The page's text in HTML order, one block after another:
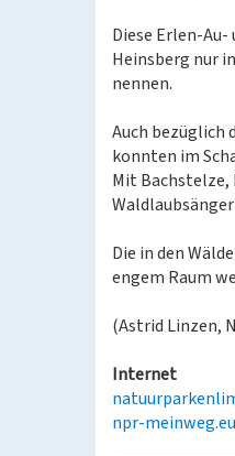
Diese Erlen-
Heinsberg nur
nennen.
Auch bezüglich
konnten im
Mit
Die in den
engem Raum
(Astrid Linzen,
Internet
npr-meinweg.eu